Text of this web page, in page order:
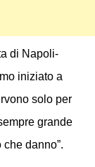
di Napoli-
iniziato a
solo per
grande
danno”.